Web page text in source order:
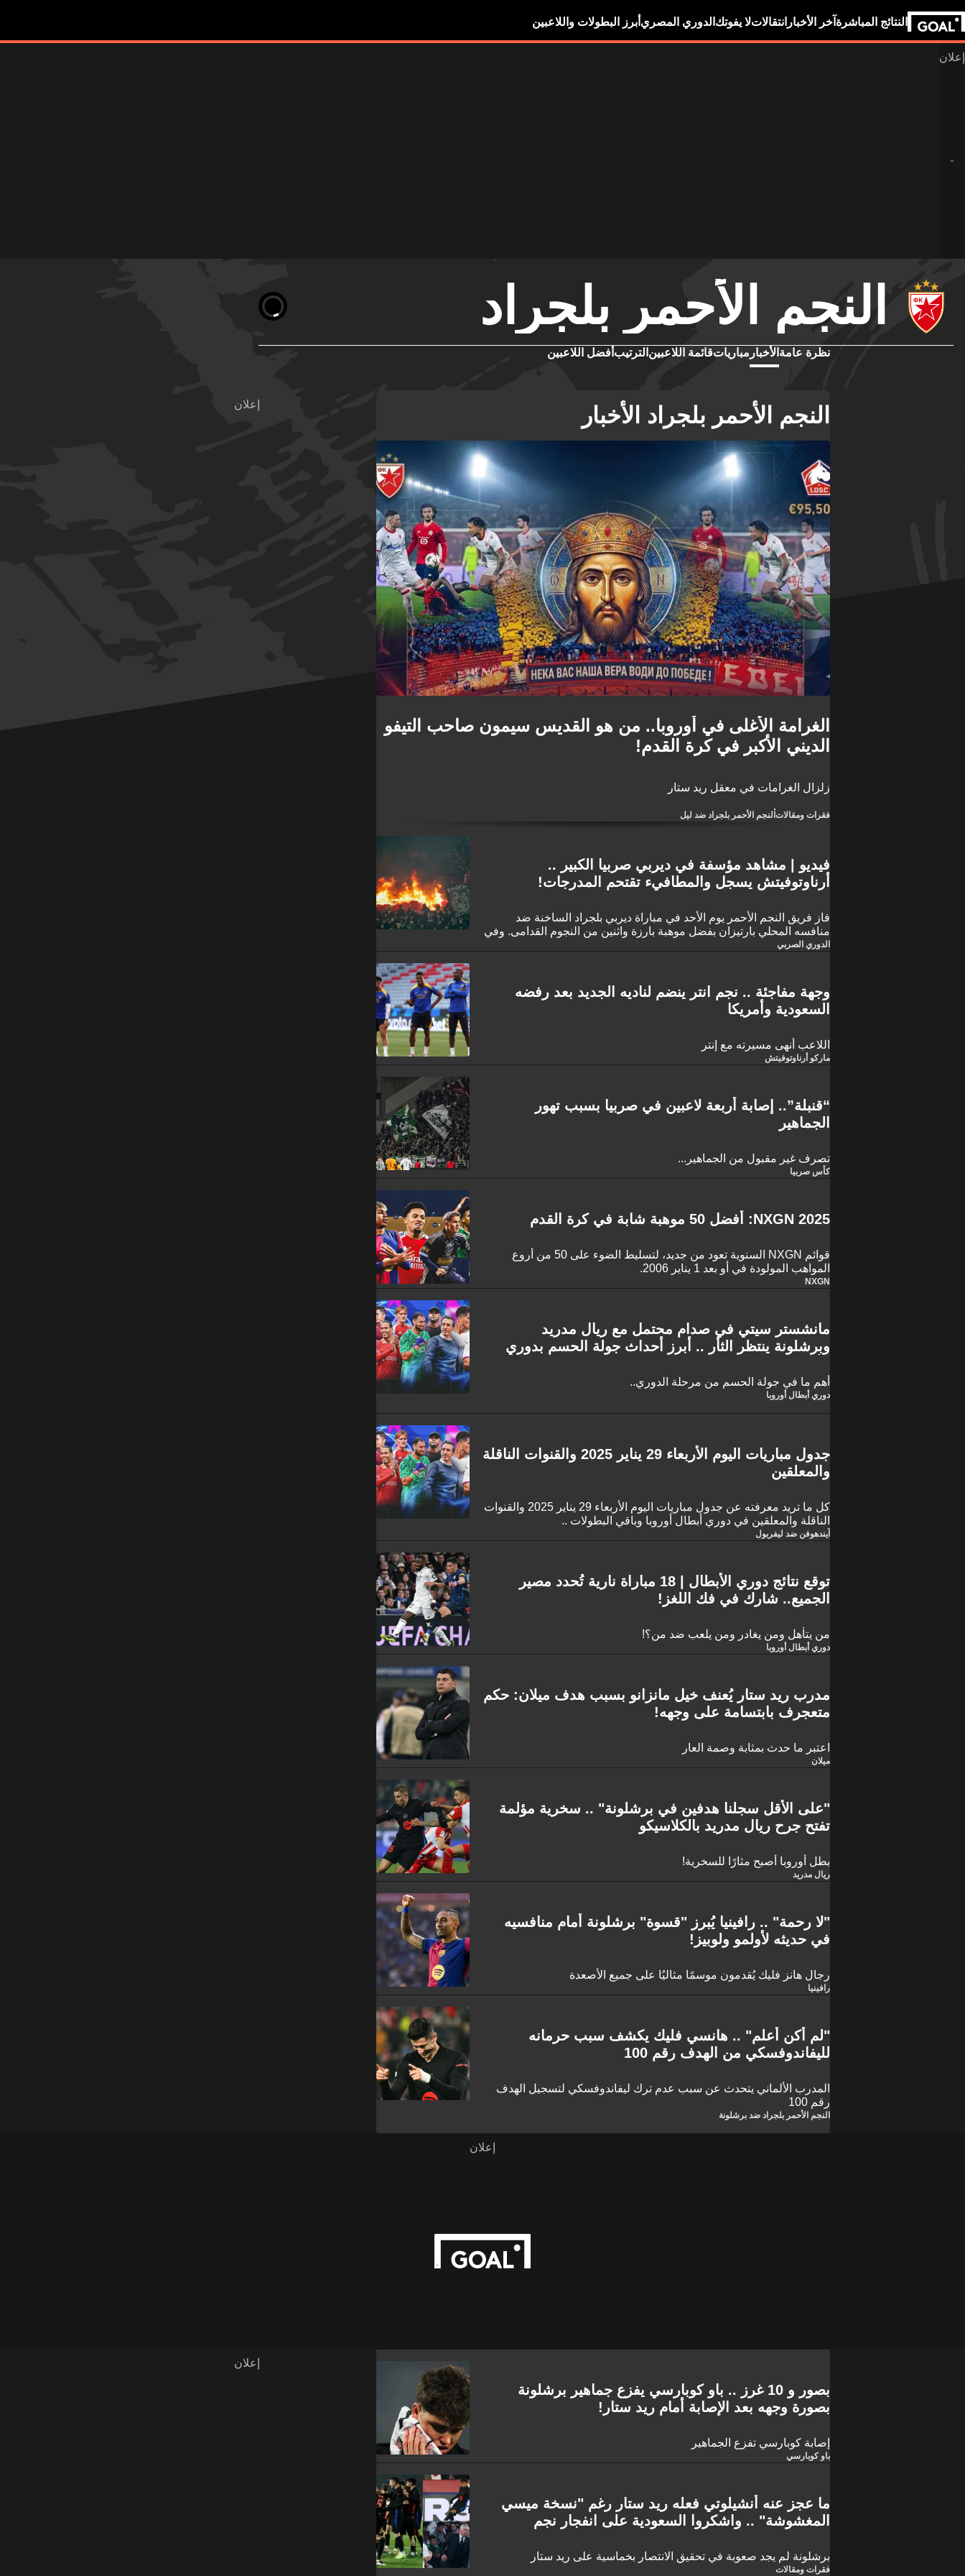
النتائج المباشرة آخر الأخبار انتقالاتلا يفوتك الدوري المصري أبرز البطولات واللاعبين
النجم الأحمر بلجراد
نظرة عامة الأخبار مبارياتقائمة اللاعبين الترتيب أفضل اللاعبين
النجم الأحمر بلجراد الأخبار
الغرامة الأغلى في أوروبا.. من هو القديس سيمون صاحب التيفو
الديني الأكبر في كرة القدم!
زلزال الغرامات في معقل ريد ستار
فقرات ومقالات النجم الأحمر بلجراد ضد ليل
فيديو | مشاهد مؤسفة في ديربي صربيا الكبير ..
أرناوتوفيتش يسجل والمطافيء تقتحم المدرجات!
فاز فريق النجم الأحمر يوم الأحد في مباراة ديربي بلجراد الساخنة ضد
منافسه المحلي بارتيزان بفضل موهبة بارزة واثنين من النجوم القدامى. وفي
الوقت نفسه، اشتعلت النيران في مدرجات الملعب.
الدوري الصربي
وجهة مفاجئة .. نجم انتر ينضم لناديه الجديد بعد رفضه
السعودية وأمريكا
اللاعب أنهى مسيرته مع إنتر
ماركو أرناوتوفيتش
“قنبلة”.. إصابة أربعة لاعبين في صربيا بسبب تهور
الجماهير
تصرف غير مقبول من الجماهير...
كأس صربيا
NXGN 2025: أفضل 50 موهبة شابة في كرة القدم
قوائم NXGN السنوية تعود من جديد، لتسليط الضوء على 50 من أروع
المواهب المولودة في أو بعد 1 يناير 2006.
NXGN
مانشستر سيتي في صدام محتمل مع ريال مدريد
وبرشلونة ينتظر الثأر .. أبرز أحداث جولة الحسم بدوري
أهم ما في جولة الحسم من مرحلة الدوري..
دوري أبطال أوروبا
جدول مباريات اليوم الأربعاء 29 يناير 2025 والقنوات الناقلة
والمعلقين
كل ما تريد معرفته عن جدول مباريات اليوم الأربعاء 29 يناير 2025 والقنوات
الناقلة والمعلقين في دوري أبطال أوروبا وباقي البطولات ..
آيندهوفن ضد ليفربول
توقع نتائج دوري الأبطال | 18 مباراة نارية تُحدد مصير
الجميع.. شارك في فك اللغز!
من يتأهل ومن يغادر ومن يلعب ضد من؟!
دوري أبطال أوروبا
مدرب ريد ستار يُعنف خيل مانزانو بسبب هدف ميلان: حكم
متعجرف بابتسامة على وجهه!
اعتبر ما حدث بمثابة وصمة العار
ميلان
"على الأقل سجلنا هدفين في برشلونة" .. سخرية مؤلمة
تفتح جرح ريال مدريد بالكلاسيكو
بطل أوروبا أصبح مثارًا للسخرية!
ريال مدريد
"لا رحمة" .. رافينيا يُبرز "قسوة" برشلونة أمام منافسيه
في حديثه لأولمو ولوبيز!
رجال هانز فليك يُقدمون موسمًا مثاليُا على جميع الأصعدة
رافينيا
"لم أكن أعلم" .. هانسي فليك يكشف سبب حرمانه
لليفاندوفسكي من الهدف رقم 100
المدرب الألماني يتحدث عن سبب عدم ترك ليفاندوفسكي لتسجيل الهدف
رقم 100
النجم الأحمر بلجراد ضد برشلونة
بصور و 10 غرز .. باو كوبارسي يفزع جماهير برشلونة
بصورة وجهه بعد الإصابة أمام ريد ستار!
إصابة كوبارسي تفزع الجماهير
باو كوبارسي
ما عجز عنه أنشيلوتي فعله ريد ستار رغم "نسخة ميسي
المغشوشة" .. واشكروا السعودية على انفجار نجم
برشلونة لم يجد صعوبة في تحقيق الانتصار بخماسية على ريد ستار
فقرات ومقالات